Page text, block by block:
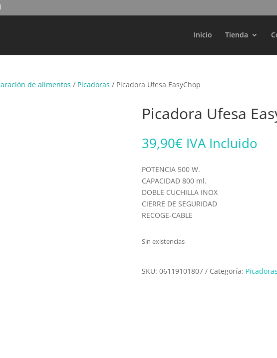
Inicio Tienda
Búsqueda
productos
de alimentos / Picadoras / Picadora Ufesa EasyChop
Picadora Ufesa
39,90€ IVA Incluido
POTENCIA 500 W.
CAPACIDAD 800 ml.
DOBLE CUCHILLA INOX
CIERRE DE SEGURIDAD
RECOGE-CABLE
Sin existencias
SKU: 06119101807 Categoría: Picadoras